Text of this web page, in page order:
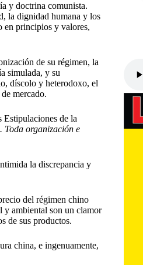
y doctrina comunista.
la dignidad humana y los
en principios y valores,
de su régimen, la
simulada, y su
díscolo y heterodoxo, el
mercado.
Estipulaciones de la
Toda organización e
la discrepancia y
del régimen chino
y ambiental son un clamor
de sus productos.
china, e ingenuamente,